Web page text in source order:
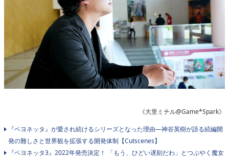
《大里ミチル@Game*Spark》
『ベヨネッタ』が愛され続けるシリーズとなった理由―神谷英樹が語る続編開
発の難しさと世界観を拡張する開発体制【Cutscenes】
『ベヨネッタ3』2022年発売決定！ 「もう、ひどい遅刻だわ」とつぶやく魔女